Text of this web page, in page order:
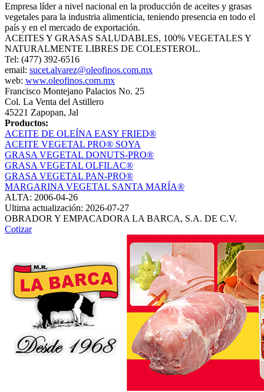
Empresa líder a nivel nacional en la producción de aceites y grasas
vegetales para la industria alimenticia, teniendo presencia en todo el
país y en el mercado de exportación.
ACEITES Y GRASAS SALUDABLES, 100% VEGETALES Y
NATURALMENTE LIBRES DE COLESTEROL.
Tel: (477) 392-6516
email: sucet.alvarez@oleofinos.com.mx
web: www.oleofinos.com.mx
Francisco Montejano Palacios No. 25
Col. La Venta del Astillero
45221 Zapopan, Jal
Productos:
ACEITE DE OLEÍNA EASY FRIED®
ACEITE VEGETAL PRO® SOYA
GRASA VEGETAL DONUTS-PRO®
GRASA VEGETAL OLFILAC®
GRASA VEGETAL PAN-PRO®
MARGARINA VEGETAL SANTA MARÍA®
ALTA: 2006-04-26
Ultima actualización: 2026-07-27
OBRADOR Y EMPACADORA LA BARCA, S.A. DE C.V.
Cotizar